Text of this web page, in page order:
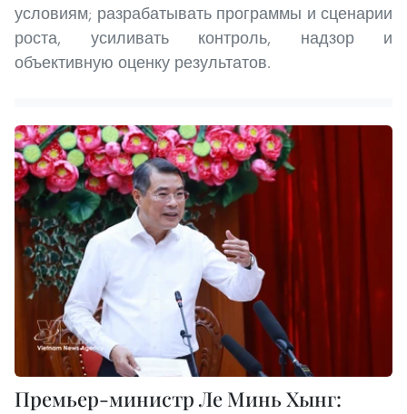
условиям; разрабатывать программы и сценарии
роста, усиливать контроль, надзор и
объективную оценку результатов.
Премьер-министр Ле Минь Хынг: